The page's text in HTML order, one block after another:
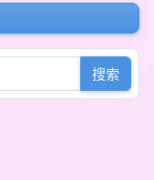
搜索